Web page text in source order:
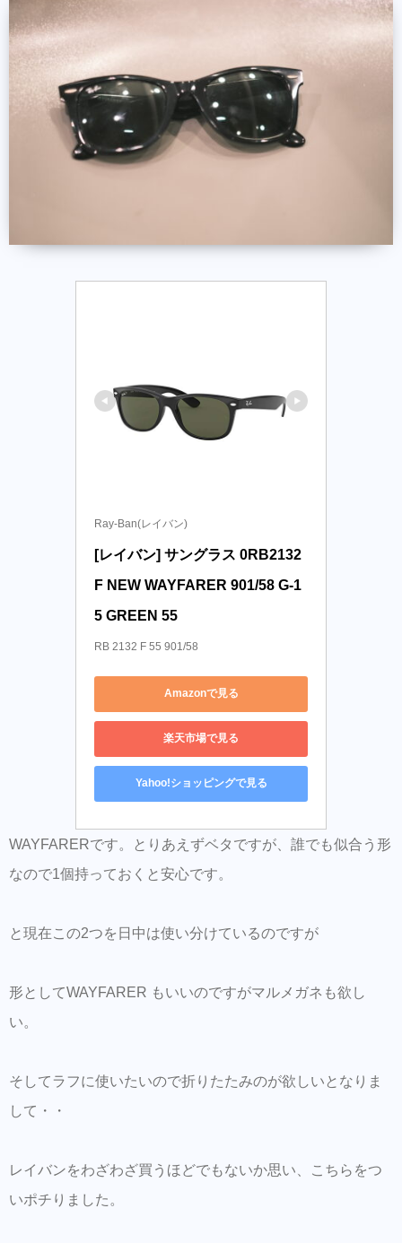
Ray-Ban(レイバン)
[レイバン] サングラス 0RB2132
F NEW WAYFARER 901/58 G-1
5 GREEN 55
RB 2132 F 55 901/58
Amazonで見る
楽天市場で見る
Yahoo!ショッピングで見る
WAYFARERです。とりあえずベタですが、誰でも似合う形
なので1個持っておくと安心です。
と現在この2つを日中は使い分けているのですが
形としてWAYFARER もいいのですがマルメガネも欲し
い。
そしてラフに使いたいので折りたたみのが欲しいとなりま
して・・
レイバンをわざわざ買うほどでもないか思い、こちらをつ
いポチりました。